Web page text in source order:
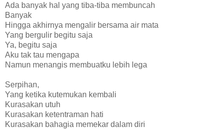
Ada banyak hal yang tiba-tiba membuncah
Banyak
Hingga akhirnya mengalir bersama air mata
Yang bergulir begitu saja
Ya, begitu saja
Aku tak tau mengapa
Namun menangis membuatku lebih lega
Serpihan,
Yang ketika kutemukan kembali
Kurasakan utuh
Kurasakan ketentraman hati
Kurasakan bahagia memekar dalam diri